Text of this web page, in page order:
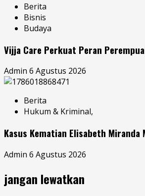
Berita
Bisnis
Budaya
Vijja Care Perkuat Peran
Admin 6 Agustus 2026
Berita
Hukum & Kriminal,
Kasus Kematian Elisabeth Miranda
Admin 6 Agustus 2026
jangan lewatkan